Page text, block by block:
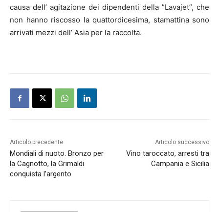
causa dell’ agitazione dei dipendenti della ”Lavajet”, che
non hanno riscosso la quattordicesima, stamattina sono
arrivati mezzi dell’ Asia per la raccolta.
Articolo precedente
Mondiali di nuoto. Bronzo per
la Cagnotto, la Grimaldi
conquista l’argento
Articolo successivo
Vino taroccato, arresti tra
Campania e Sicilia